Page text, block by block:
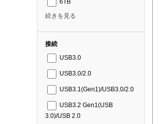
6TB
続きを見る
接続
USB3.0
USB3.0/2.0
USB3.1(Gen1)/USB3.0/2.0
USB3.2 Gen1(USB
3.0)/USB 2.0